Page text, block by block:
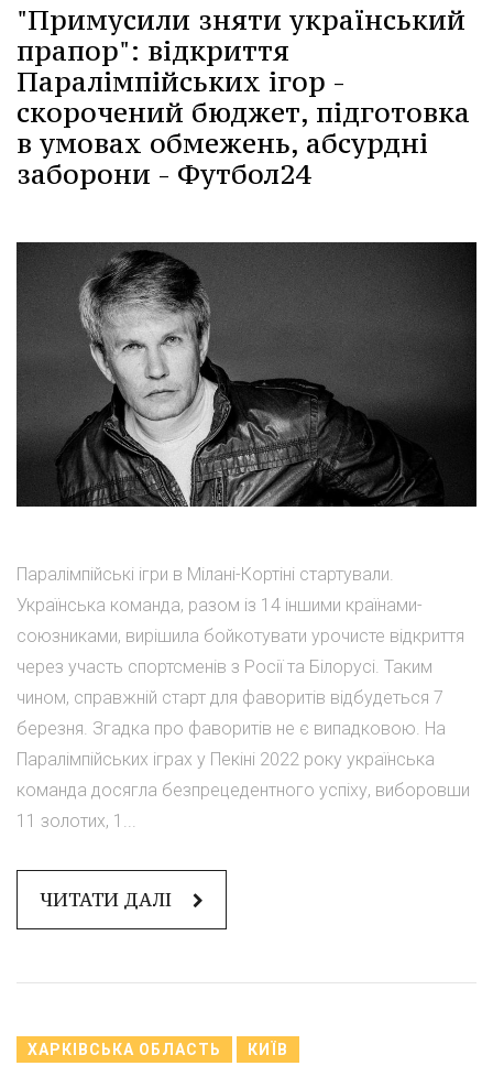
"Примусили зняти український
прапор": відкриття
Паралімпійських ігор -
скорочений бюджет, підготовка
в умовах обмежень, абсурдні
заборони - Футбол24
Паралімпійські ігри в Мілані-Кортіні стартували.
Українська команда, разом із 14 іншими країнами-
союзниками, вирішила бойкотувати урочисте відкриття
через участь спортсменів з Росії та Білорусі. Таким
чином, справжній старт для фаворитів відбудеться 7
березня. Згадка про фаворитів не є випадковою. На
Паралімпійських іграх у Пекіні 2022 року українська
команда досягла безпрецедентного успіху, виборовши
11 золотих, 1...
ЧИТАТИ ДАЛІ
ХАРКІВСЬКА ОБЛАСТЬ КИЇВ